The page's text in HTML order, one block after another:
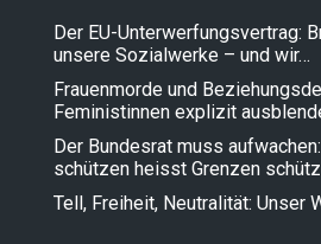
Der EU-Unterwerfungsvertrag:
unsere Sozialwerke – und wir…
Frauenmorde und
Feministinnen explizit
Der Bundesrat muss
schützen heisst Grenzen
Tell, Freiheit, Neutralität: Unser